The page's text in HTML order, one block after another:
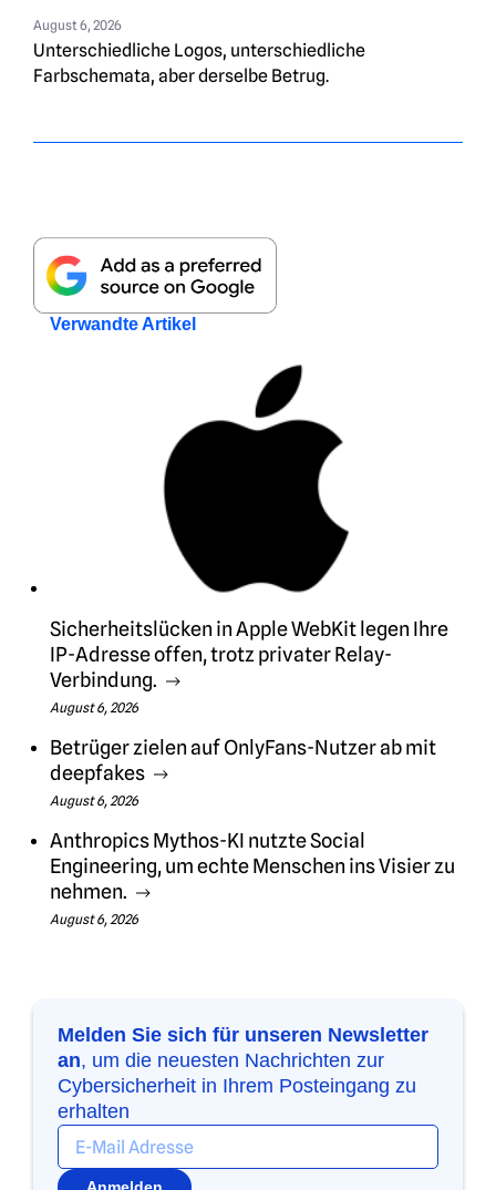
August 6, 2026
Unterschiedliche Logos, unterschiedliche
Farbschemata, aber derselbe Betrug.
Verwandte Artikel
Sicherheitslücken in Apple WebKit legen Ihre
IP-Adresse offen, trotz privater Relay-
Verbindung.
August 6, 2026
Betrüger zielen auf OnlyFans-Nutzer ab mit
deepfakes
August 6, 2026
Anthropics Mythos-KI nutzte Social
Engineering, um echte Menschen ins Visier zu
nehmen.
August 6, 2026
Melden Sie sich für unseren Newsletter
an, um die neuesten Nachrichten zur
Cybersicherheit in Ihrem Posteingang zu
erhalten